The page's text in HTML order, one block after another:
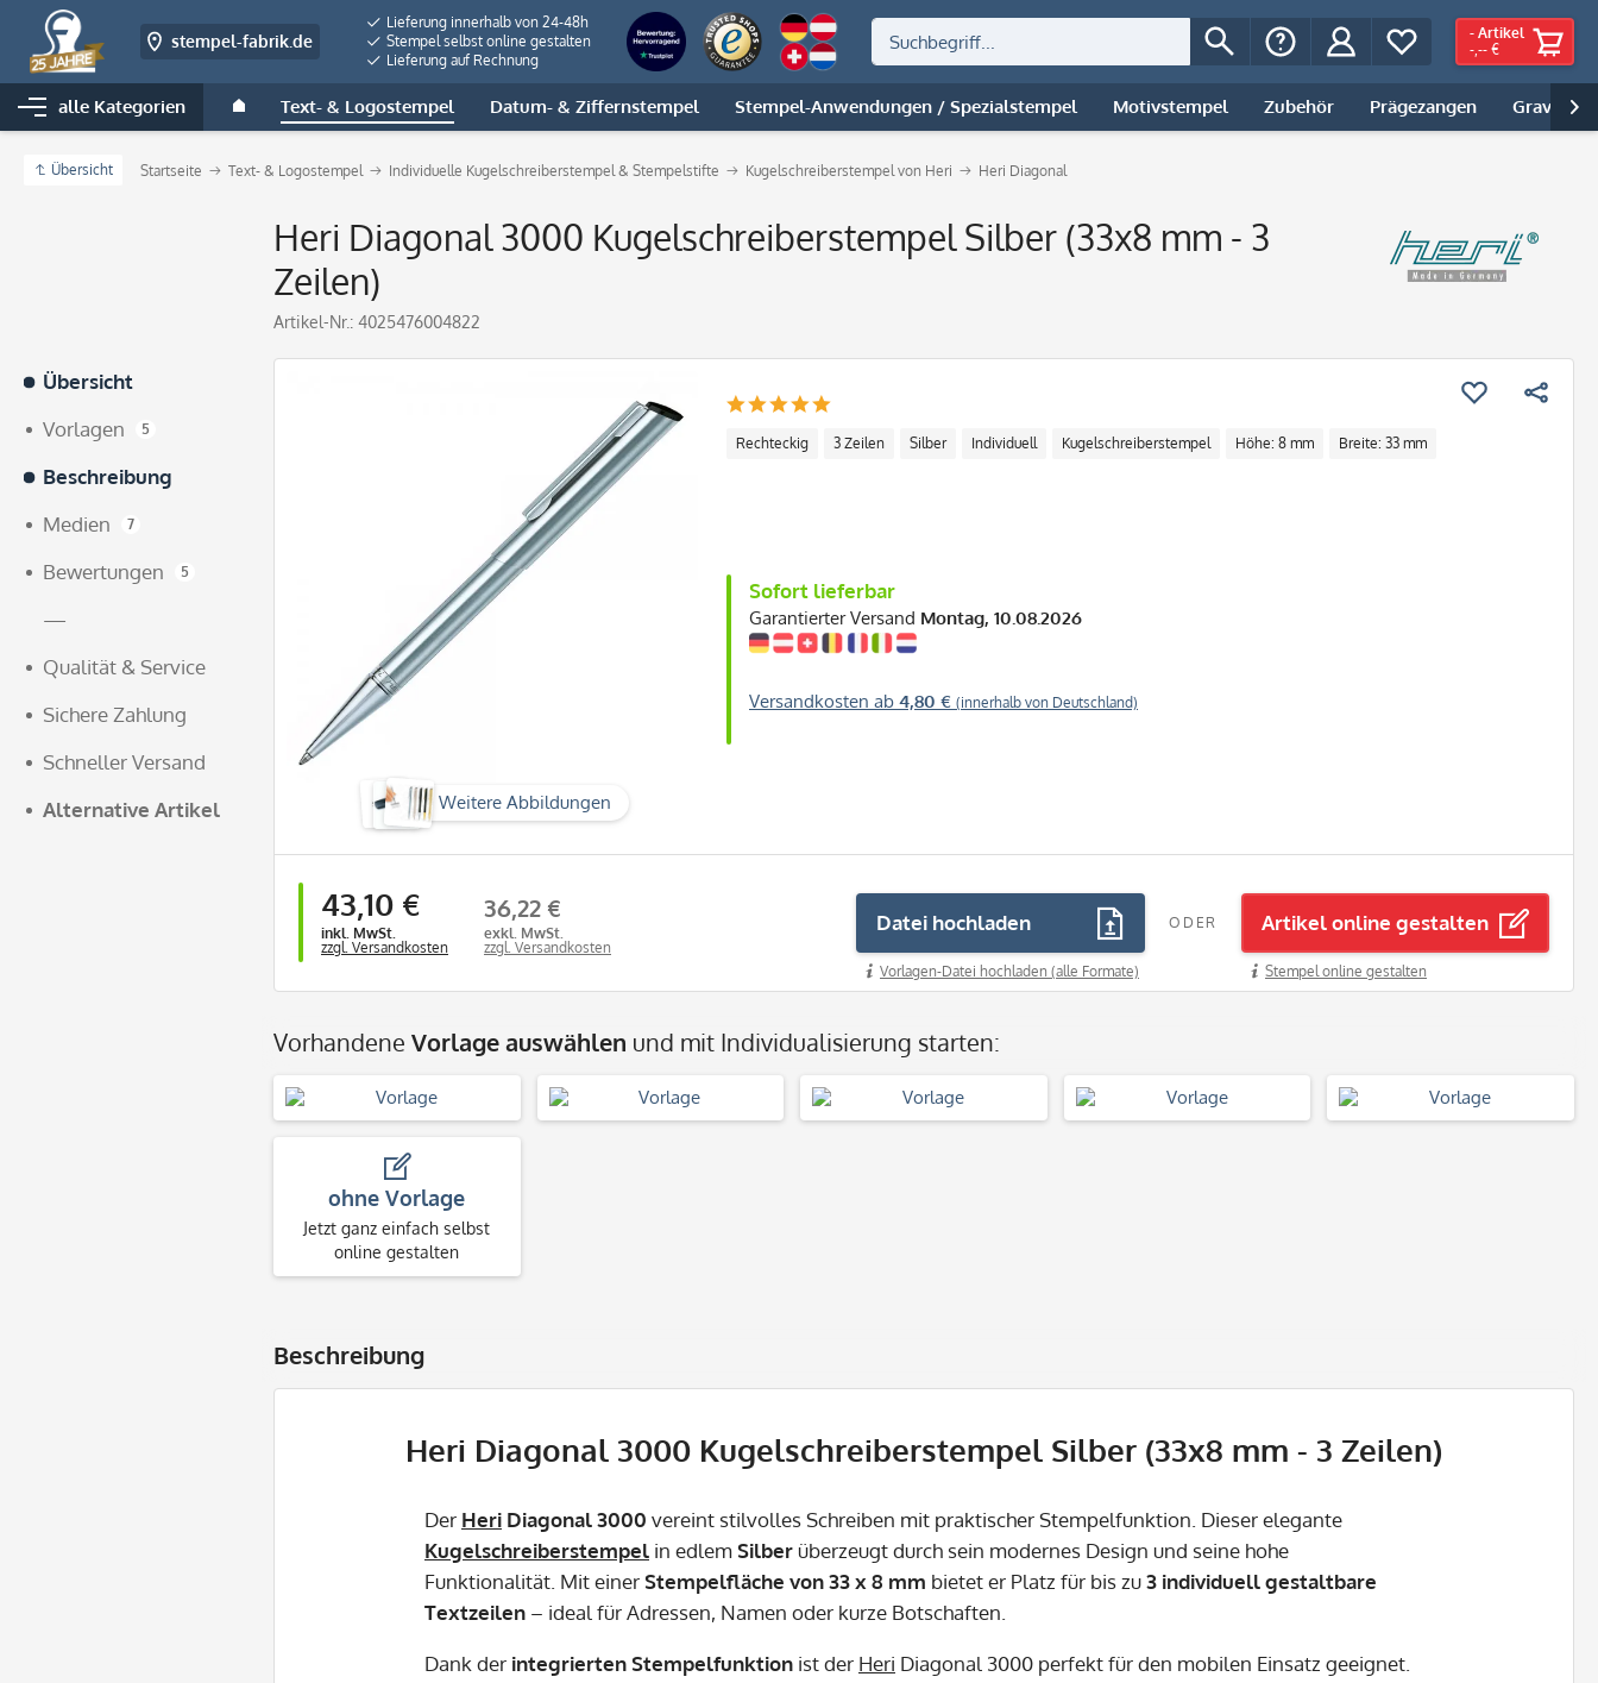
stempel-fabrik.de
Lieferung innerhalb von 24-48h
Stempel selbst online gestalten
Lieferung auf Rechnung
- Artikel
-,-- €
alle Kategorien Text- & Logostempel Datum- & Ziffernstempel Stempel-Anwendungen / Spezialstempel Motivstempel Zubehör Prägezangen Gravur |

Übersicht Startseite Text- & Logostempel Individuelle Kugelschreiberstempel & Stempelstifte Kugelschreiberstempel von Heri Heri Diagonal
Heri Diagonal 3000 Kugelschreiberstempel Silber (33x8 mm - 3
Zeilen)
Artikel-Nr.: 4025476004822
Übersicht
Vorlagen
5
Beschreibung
Medien
7
Bewertungen 5
—
Qualität & Service
Sichere Zahlung
Schneller Versand
Alternative Artikel
Weitere Abbildungen
Rechteckig 3 Zeilen Silber Individuell Kugelschreiberstempel Höhe: 8 mm Breite: 33 mm
Sofort lieferbar
Garantierter Versand Montag, 10.08.2026
Versandkosten ab 4,80 € (innerhalb von Deutschland)
43,10 €
inkl. MwSt.
zzgl. Versandkosten
36,22 €
exkl. MwSt.
zzgl. Versandkosten
Datei hochladen
Vorlagen-Datei hochladen (alle Formate)
ODER Artikel online gestalten
Stempel online gestalten
Vorhandene Vorlage auswählen und mit Individualisierung starten:
ohne Vorlage
Jetzt ganz einfach selbst
online gestalten
Beschreibung
Heri Diagonal 3000 Kugelschreiberstempel Silber (33x8 mm - 3 Zeilen)
Der Heri Diagonal 3000 vereint stilvolles Schreiben mit praktischer Stempelfunktion. Dieser elegante
Kugelschreiberstempel in edlemSilberüberzeugt durch sein modernes Design und seine hohe
Funktionalität. Mit einerStempelfläche von 33 x 8 mm bietet er Platz für bis zu3 individuell gestaltbare
Textzeilen – ideal für Adressen, Namen oder kurze Botschaften.
Dank der integrierten Stempelfunktion ist der Heri Diagonal 3000 perfekt für den mobilen Einsatz geeignet.